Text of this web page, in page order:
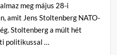
meg május 28-i
amit Jens Stoltenberg NATO-
Stoltenberg a múlt hét
politikussal …